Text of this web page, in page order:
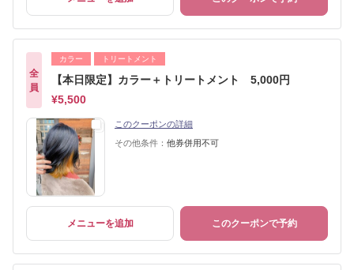
全
員
カラー トリートメント
【本日限定】カラー＋トリートメント 5,000円
¥5,500
このクーポンの詳細
その他条件： 他券併用不可
メニューを追加 このクーポンで予約